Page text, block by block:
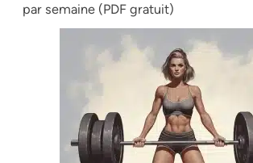
par semaine (PDF gratuit)